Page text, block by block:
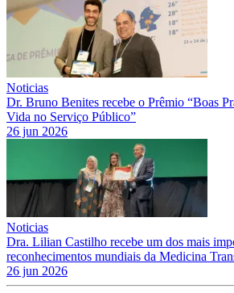
Noticias
Dr. Bruno Benites recebe o Prêmio “Boas
Vida no Serviço Público”
26 jun 2026
Noticias
Dra. Lilian Castilho recebe um dos mais
reconhecimentos mundiais da Medicina
26 jun 2026